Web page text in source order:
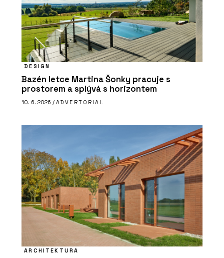
DESIGN
Bazén letce Martina Šonky pracuje s
prostorem a splývá s horizontem
10. 6. 2026 / ADVERTORIAL
ARCHITEKTURA